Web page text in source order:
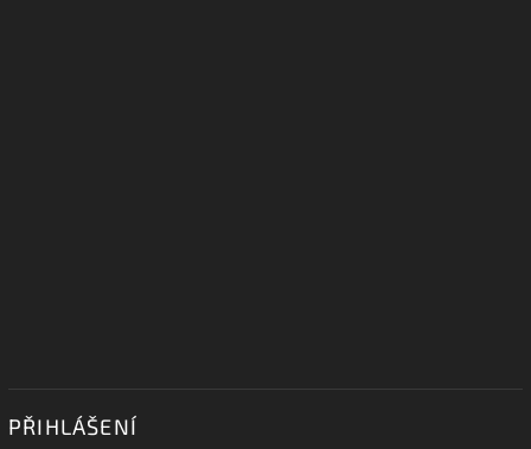
PŘIHLÁŠENÍ